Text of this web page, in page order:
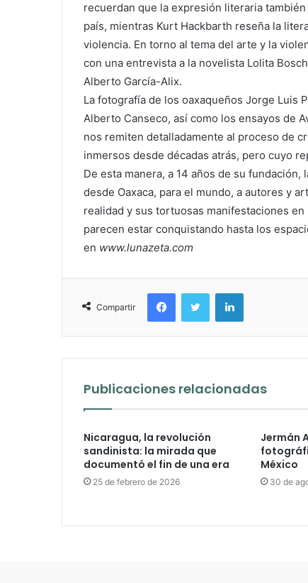
recuerdan que la expresión literaria
país, mientras Kurt Hackbarth reseña la
violencia. En torno al tema del arte y la
con una entrevista a la novelista Lolita
Alberto García-Alix.
La fotografía de los oaxaqueños Jorge Luis
Alberto Canseco, así como los ensayos de
nos remiten detalladamente al proceso de
inmersos desde décadas atrás, pero cuyo
De esta manera, a 14 años de su
desde Oaxaca, para el mundo, a autores y
realidad y sus tortuosas manifestaciones
parecen estar conquistando hasta los
en www.lunazeta.com
Compartir
FacebookTwitter LinkedIn
Publicaciones relacionadas
Nicaragua, la revolución
sandinista: la mirada que
documentó el fin de una era
25 de febrero de 2026
Jermán
México
30 de